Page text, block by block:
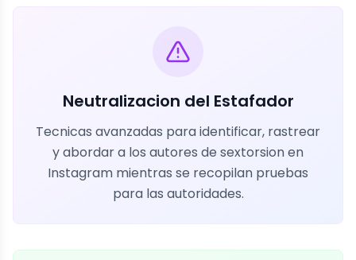
Neutralizacion del Estafador
Tecnicas avanzadas para identificar, rastrear
y abordar a los autores de sextorsion en
Instagram mientras se recopilan pruebas
para las autoridades.